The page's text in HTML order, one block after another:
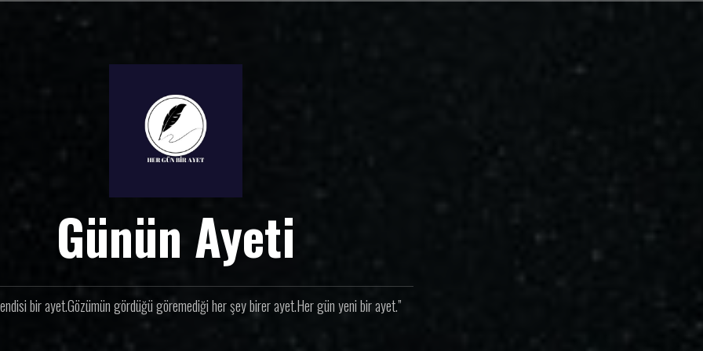
Günün Ayeti
bir ayet.Gözümün gördüğü göremediği her şey birer ayet.Her gün yeni bir ayet.”